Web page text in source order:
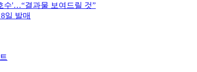
수'…“결과물 보여드릴 것”
일 발매